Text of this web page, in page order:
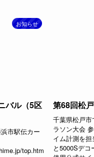
お知らせ
バル（5区
市駅伝カー
top.htm
第68回松
千葉県松戸
ラソン大会
イム計測を
と5000Sデ